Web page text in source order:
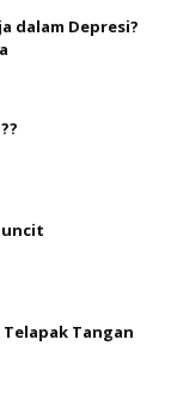
dalam Depresi?
Tangan